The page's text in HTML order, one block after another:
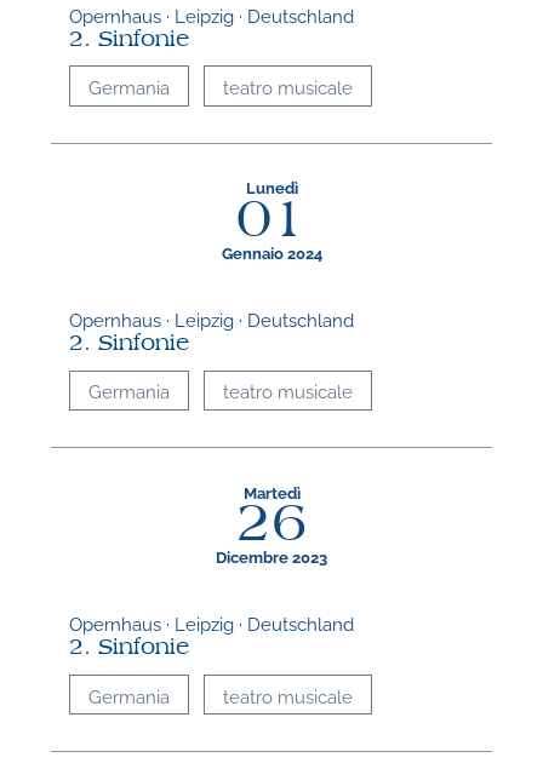
Opernhaus · Leipzig · Deutschland
2. Sinfonie
Germania teatro musicale
Lunedì
01
Gennaio 2024
Opernhaus · Leipzig · Deutschland
2. Sinfonie
Germania teatro musicale
Martedì
26
Dicembre 2023
Opernhaus · Leipzig · Deutschland
2. Sinfonie
Germania teatro musicale